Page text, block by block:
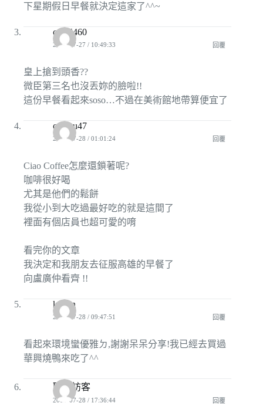
下星期假日早餐就決定這家了^^~
ctrls5460
2009-07-27 / 10:49:33 回覆
皇上搶到頭香??
微臣第三名也沒丟妳的臉啦!!
這份早餐看起來soso…不過在美術館地帶算便宜了
carenu47
2009-07-28 / 01:01:24 回覆
Ciao Coffee怎麼還鎖著呢?
咖啡很好喝
尤其是他們的鬆餅
我從小到大吃過最好吃的就是這間了
裡面有個店員也超可愛的唷
看完你的文章
我決定和我朋友去征服高雄的早餐了
向盧廣仲看齊 !!
keglin
2009-07-28 / 09:47:51 回覆
看起來環境蠻優雅ㄉ,謝謝呆呆分享!我已經去買過
華興燒鴨來吃了^^
匿名訪客
2009-07-28 / 17:36:44 回覆